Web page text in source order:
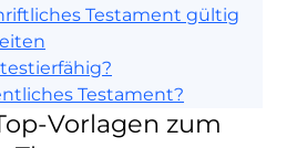
Testament gültig
Testament?
Vorlagen zum